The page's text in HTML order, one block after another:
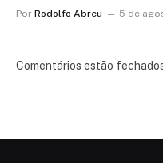
Por Rodolfo Abreu 5 de
Comentários estão